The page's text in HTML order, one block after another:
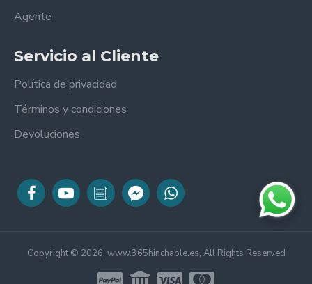
Agente
Servicio al Cliente
Política de privacidad
Términos y condiciones
Devoluciones
Copyright © 2026, www.365hinchable.es, All Rights Reserved